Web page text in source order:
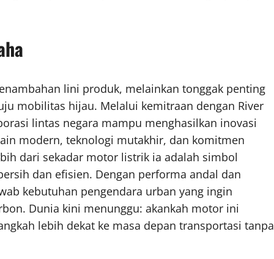
lini produk, melainkan tonggak penting
mobilitas hijau. Melalui kemitraan dengan River
lintas negara mampu menghasilkan inovasi
modern, teknologi mutakhir, dan komitmen
dari sekadar motor listrik ia adalah simbol
dan efisien. Dengan performa andal dan
kebutuhan pengendara urban yang ingin
Dunia kini menunggu: akankah motor ini
lebih dekat ke masa depan transportasi tanpa